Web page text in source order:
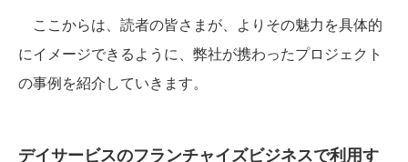
ここからは、読者の皆さまが、よりその魅力を具体的
にイメージできるように、弊社が携わったプロジェクト
の事例を紹介していきます。
デイサービスのフランチャイズビジネスで利用す